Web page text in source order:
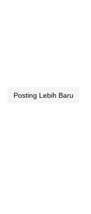
Posting Lebih Baru